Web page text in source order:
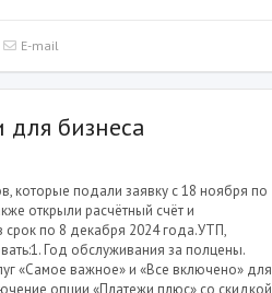
E-mail
для бизнеса
которые подали заявку с 18 ноября по
открыли расчётный счёт и
срок по 8 декабря 2024 года.УТП,
Год обслуживания за полцены.
«Самое важное» и «Все включено» для
опции «Платежи плюс» со скидкой